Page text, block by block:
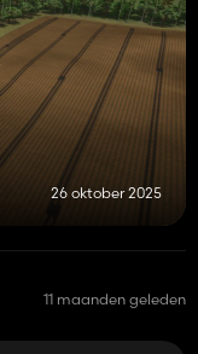
26 oktober 2025
11 maanden geleden